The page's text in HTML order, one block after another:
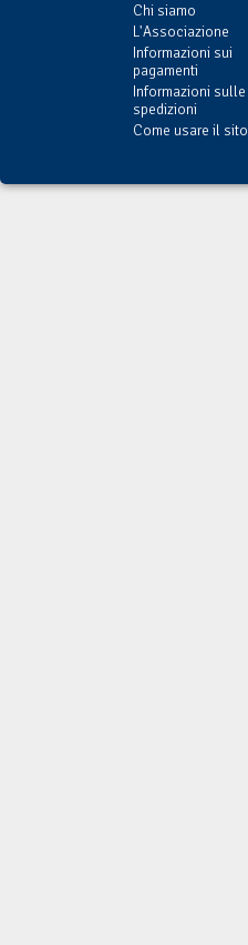
Chi siamo
L'Associazione
Informazioni sui
pagamenti
Informazioni sulle
spedizioni
Come usare il sito